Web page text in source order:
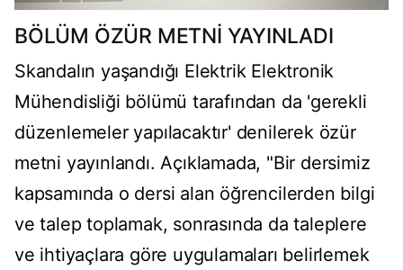
BÖLÜM ÖZÜR METNİ YAYINLADI
Skandalın yaşandığı Elektrik Elektronik
Mühendisliği bölümü tarafından da 'gerekli
düzenlemeler yapılacaktır' denilerek özür
metni yayınlandı. Açıklamada, "Bir dersimiz
kapsamında o dersi alan öğrencilerden bilgi
ve talep toplamak, sonrasında da taleplere
ve ihtiyaçlara göre uygulamaları belirlemek